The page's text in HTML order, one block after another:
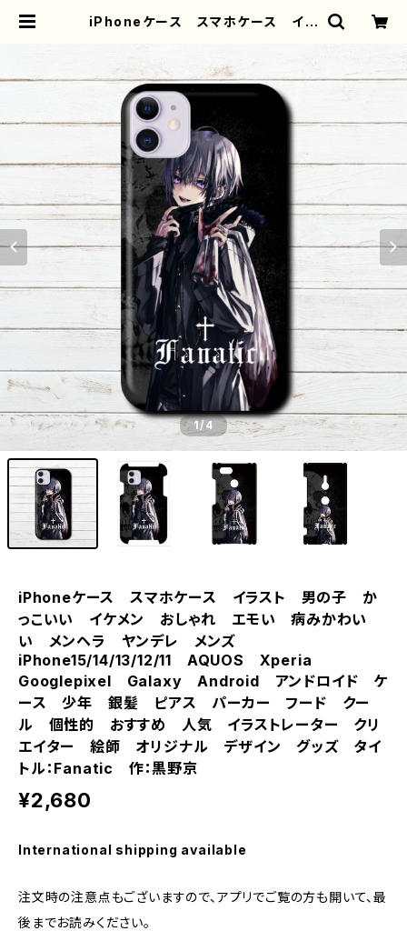
iPhoneケース スマホケース イラ
い メンヘラ ヤンデレ メンズ iP
hone15/14/13/12/11 AQUOS
Xperia Googlepixel Galaxy
Android アンドロイド ケー
ス 少年 銀髪 ピアス パーカ
ー フード クール 個性的 おす
すめ 人気 イラストレーター クリ
エイター 絵師 オリジナル デザイ
ン グッズ タイトル：Fanatic
作：黒野京 | iPhoneケース/スマホケ
ース/Tシャツ/おしゃれ/イラストレー
ター/グッズ/人気/後払い/通販｜雑貨
屋アリうさ
1/4
iPhoneケース スマホケース イラスト 男の子 か
っこいい イケメン おしゃれ エモい 病みかわい
い メンヘラ ヤンデレ メンズ
iPhone15/14/13/12/11 AQUOS Xperia
Googlepixel Galaxy Android アンドロイド ケ
ース 少年 銀髪 ピアス パーカー フード クー
ル 個性的 おすすめ 人気 イラストレーター クリ
エイター 絵師 オリジナル デザイン グッズ タイ
トル：Fanatic 作：黒野京
¥2,680
International shipping available
注文時の注意点もございますので、アプリでご覧の方も開いて、最
後までお読みください。